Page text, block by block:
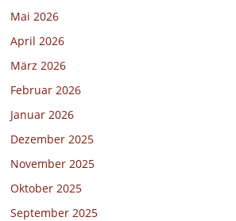
Mai 2026
April 2026
März 2026
Februar 2026
Januar 2026
Dezember 2025
November 2025
Oktober 2025
September 2025